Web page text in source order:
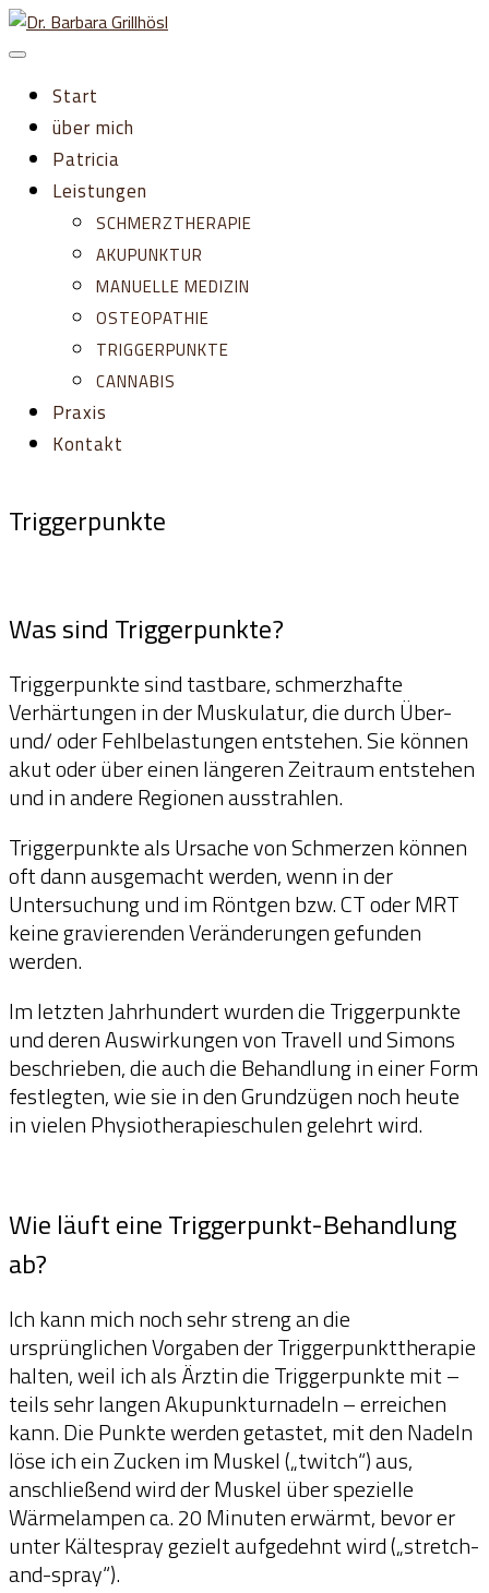
Zum
Inhalt
Start
über mich
Patricia
Leistungen
SCHMERZTHERAPIE
AKUPUNKTUR
MANUELLE MEDIZIN
OSTEOPATHIE
TRIGGERPUNKTE
CANNABIS
Praxis
Kontakt
Triggerpunkte
Was sind Triggerpunkte?
Triggerpunkte sind tastbare, schmerzhafte
Verhärtungen in der Muskulatur, die durch Über-
und/ oder Fehlbelastungen entstehen. Sie können
akut oder über einen längeren Zeitraum entstehen
und in andere Regionen ausstrahlen.
Triggerpunkte als Ursache von Schmerzen können
oft dann ausgemacht werden, wenn in der
Untersuchung und im Röntgen bzw. CT oder MRT
keine gravierenden Veränderungen gefunden
werden.
Im letzten Jahrhundert wurden die Triggerpunkte
und deren Auswirkungen von Travell und Simons
beschrieben, die auch die Behandlung in einer Form
festlegten, wie sie in den Grundzügen noch heute
in vielen Physiotherapieschulen gelehrt wird.
Wie läuft eine Triggerpunkt-Behandlung
ab?
Ich kann mich noch sehr streng an die
ursprünglichen Vorgaben der Triggerpunkttherapie
halten, weil ich als Ärztin die Triggerpunkte mit –
teils sehr langen Akupunkturnadeln – erreichen
kann. Die Punkte werden getastet, mit den Nadeln
löse ich ein Zucken im Muskel („twitch“) aus,
anschließend wird der Muskel über spezielle
Wärmelampen ca. 20 Minuten erwärmt, bevor er
unter Kältespray gezielt aufgedehnt wird („stretch-
and-spray“).